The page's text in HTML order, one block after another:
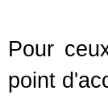
Pour
point